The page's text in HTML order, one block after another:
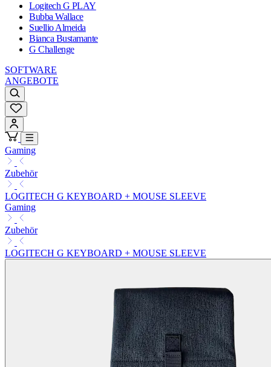
Logitech G PLAY
Bubba Wallace
Suellio Almeida
Bianca Bustamante
G Challenge
SOFTWARE
ANGEBOTE
Gaming
Zubehör
LOGITECH G KEYBOARD + MOUSE SLEEVE
Gaming
Zubehör
LOGITECH G KEYBOARD + MOUSE SLEEVE